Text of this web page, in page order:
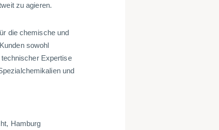
zu agieren.
die chemische und
sowohl
Expertise
und
Hamburg